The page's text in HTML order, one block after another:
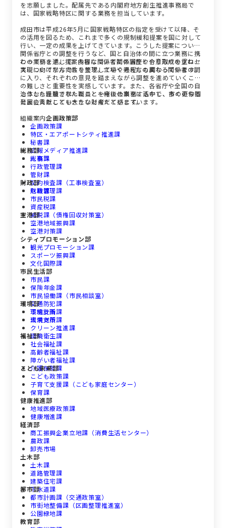
を志願しました。配属先である内閣府地方創生推進事務局で
は、国家戦略特区に関する業務を担当しています。
成田市は平成26年5月に国家戦略特区の指定を受けて以降、そ
の活用を図るため、これまで多くの規制緩和提案を国に対して
行い、一定の成果を上げてきています。こうした提案について
関係省庁との調整を行うなど、国と自治体の間に立つ業務に携
わっています。提案内容について関係省庁とやり取りを重ね、
実現に向けた方向性を整理していく過程にも関わっています。
この業務を通じて、多様な関係者との調整や合意形成のプロセ
スについて学んでおります。立場や考え方の異なる関係者の間
に入り、それぞれの意見を踏まえながら調整を進めていくこと
の難しさと重要性を実感しています。また、各省庁や全国の自
治体から派遣された職員と一緒に仕事をする中で、多くの仲間
と出会えたことも大きな財産だと感じています。
こうした経験で学んだことを今後の業務に活かし、市の更なる
発展に貢献していきたいと考えています。
組織案内企画政策部
企画政策課
特区・エアポートシティ推進課
秘書課
広報メディア推進課
人事課
総務部
総務課
行政管理課
管財課
契約検査課（工事検査室）
危機管理課
財政部
財政課
市民税課
資産税課
納税課（債権回収対策室）
空港部
空港地域振興課
空港対策課
シティプロモーション部
観光プロモーション課
スポーツ振興課
文化国際課
市民生活部
市民課
保険年金課
市民協働課（市民相談室）
交通防犯課
下総支所
大栄支所
環境部
環境計画課
環境対策課
クリーン推進課
環境衛生課
福祉部
社会福祉課
高齢者福祉課
障がい者福祉課
介護保険課
こども未来部
こども政策課
子育て支援課（こども家庭センター）
保育課
健康推進部
地域医療政策課
健康増進課
経済部
商工振興企業立地課（消費生活センター）
農政課
卸売市場
土木部
土木課
道路管理課
建築住宅課
下水道課
都市部
都市計画課（交通政策室）
市街地整備課（区画整理推進室）
公園緑地課
教育部